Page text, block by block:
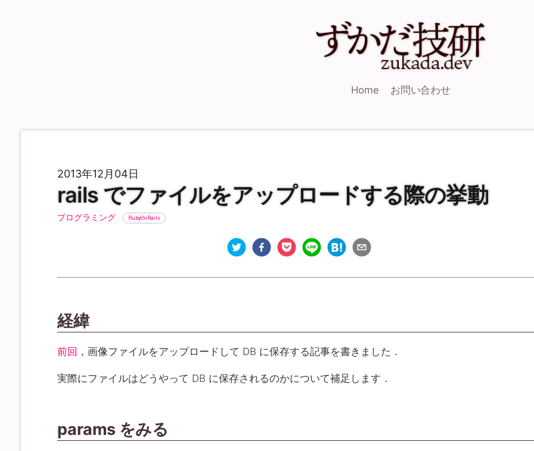
Home お問い合わせ
2013年12月04日
rails でファイルをアップロードする際の挙動
プログラミング RubyOnRails
経緯
前回 ，画像ファイルをアップロードして DB に保存する記事を書きました．
実際にファイルはどうやって DB に保存されるのかについて補足します．
params をみる